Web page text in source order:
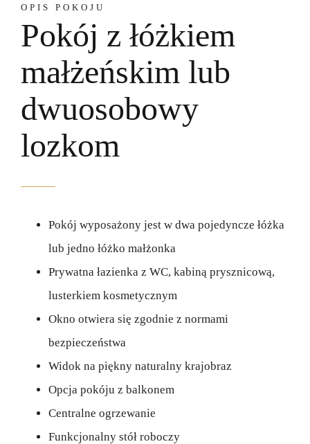
OPIS POKOJU
Pokój z łóżkiem
małżeńskim lub
dwuosobowy
lozkom
Pokój wyposażony jest w dwa pojedyncze łóżka
lub jedno łóżko małżonka
Prywatna łazienka z WC, kabiną prysznicową,
lusterkiem kosmetycznym
Okno otwiera się zgodnie z normami
bezpieczeństwa
Widok na piękny naturalny krajobraz
Opcja pokóju z balkonem
Centralne ogrzewanie
Funkcjonalny stół roboczy